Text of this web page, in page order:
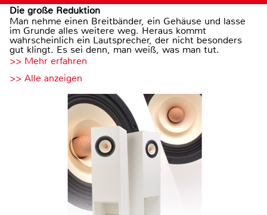
Die große Reduktion
Man nehme einen Breitbänder, ein Gehäuse und lasse
im Grunde alles weitere weg. Heraus kommt
wahrscheinlich ein Lautsprecher, der nicht besonders
gut klingt. Es sei denn, man weiß, was man tut.
>> Mehr erfahren
>> Alle anzeigen